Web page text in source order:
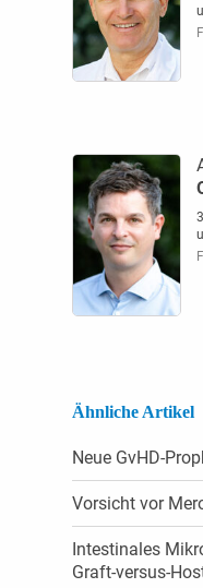
Ähnliche Artikel
Neue GvHD-
Vorsicht vor
Intestinales
Graft-versus-